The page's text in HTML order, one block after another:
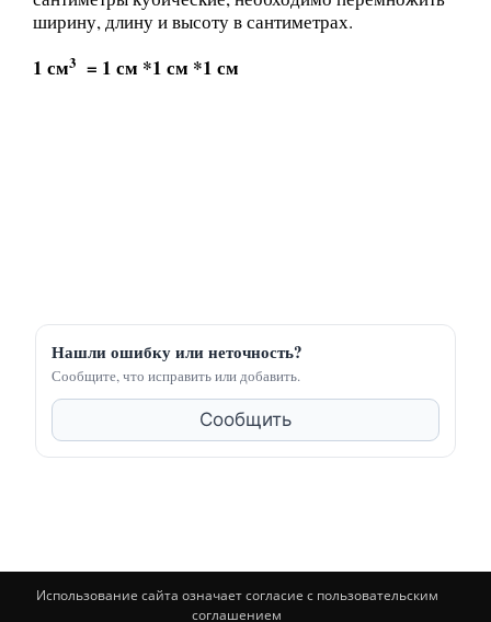
ширину, длину и высоту в сантиметрах.
1 см3 = 1 см *1 см *1 см
Нашли ошибку или неточность?
Сообщите, что исправить или добавить.
Сообщить
Использование сайта означает согласие с пользовательским
соглашением